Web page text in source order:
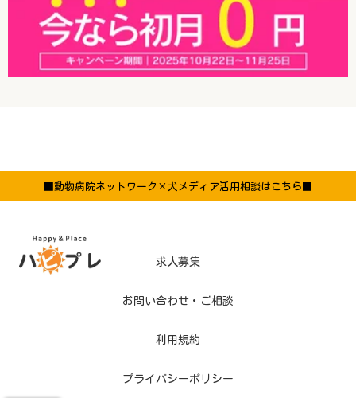
■動物病院ネットワーク×犬メディア活用相談はこちら■
求人募集
お問い合わせ・ご相談
利用規約
プライバシーポリシー